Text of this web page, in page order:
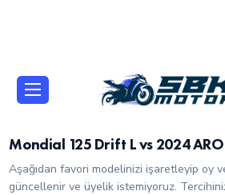
Mondial 125 Drift L vs 2024
Aşağıdan favori modelinizi işaretleyip oy
güncellenir ve üyelik istemiyoruz.